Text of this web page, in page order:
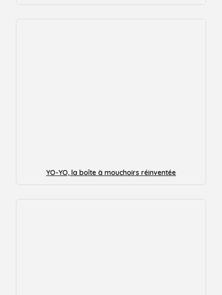
YO-YO, la boîte à mouchoirs réinventée